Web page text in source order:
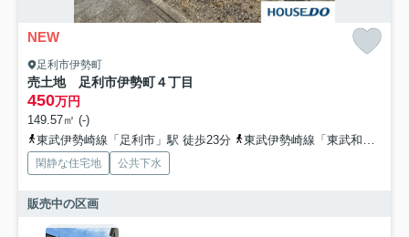
NEW
足利市伊勢町
売土地 足利市伊勢町４丁目
450万円
149.57㎡ (-)
東武伊勢崎線「足利市」駅 徒歩23分
東武伊勢崎線「東武和泉」駅 徒歩33分
閑静な住宅地 公共下水
販売中の区画